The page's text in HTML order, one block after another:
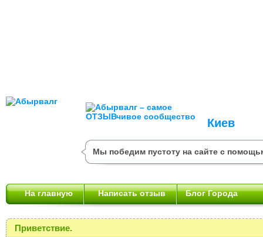
Киев
Мы победим пустоту на сайте с
На главную Написать отзыв Блог Города
Приветствие.